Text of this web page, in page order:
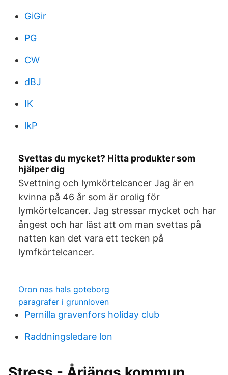
GiGir
PG
CW
dBJ
IK
lkP
Svettas du mycket? Hitta produkter som
hjälper dig
Svettning och lymkörtelcancer Jag är en
kvinna på 46 år som är orolig för
lymkörtelcancer. Jag stressar mycket och har
ångest och har läst att om man svettas på
natten kan det vara ett tecken på
lymfkörtelcancer.
Oron nas hals goteborg
paragrafer i grunnloven
Pernilla gravenfors holiday club
Raddningsledare lon